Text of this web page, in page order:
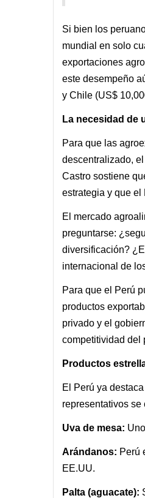
Si bien los
mundial en solo
exportaciones
este desempeño
y Chile (US$
La necesidad de
Para que las
descentralizado,
Castro sostiene
estrategia y que el
El mercado
preguntarse:
diversificación?
internacional de
Para que el Perú
productos
privado y el
competitividad del
Productos
El Perú ya
representativos se
Uva de mesa:
Arándanos: Perú
EE.UU.
Palta (aguacate):